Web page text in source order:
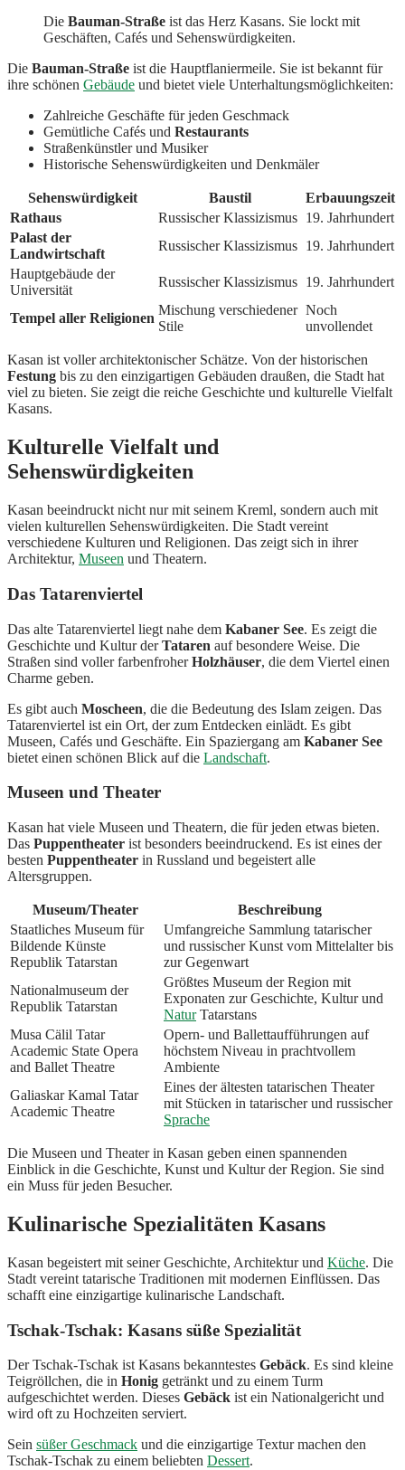
Die Bauman-Straße ist das Herz Kasans. Sie lockt mit
Geschäften, Cafés und Sehenswürdigkeiten.
Die Bauman-Straße ist die Hauptflaniermeile. Sie ist bekannt für
ihre schönen Gebäude und bietet viele Unterhaltungsmöglichkeiten:
Zahlreiche Geschäfte für jeden Geschmack
Gemütliche Cafés und Restaurants
Straßenkünstler und Musiker
Historische Sehenswürdigkeiten und Denkmäler
Sehenswürdigkeit Baustil
Erbauungszeit
Rathaus
Russischer Klassizismus 19. Jahrhundert
Palast der
Landwirtschaft
Russischer Klassizismus 19. Jahrhundert
Hauptgebäude der
Universität
Russischer Klassizismus 19. Jahrhundert
Tempel aller Religionen
Mischung verschiedener
Stile
Noch
unvollendet
Kasan ist voller architektonischer Schätze. Von der historischen
Festung bis zu den einzigartigen Gebäuden draußen, die Stadt hat
viel zu bieten. Sie zeigt die reiche Geschichte und kulturelle Vielfalt
Kasans.
Kulturelle Vielfalt und
Sehenswürdigkeiten
Kasan beeindruckt nicht nur mit seinem Kreml, sondern auch mit
vielen kulturellen Sehenswürdigkeiten. Die Stadt vereint
verschiedene Kulturen und Religionen. Das zeigt sich in ihrer
Architektur, Museen und Theatern.
Das Tatarenviertel
Das alte Tatarenviertel liegt nahe dem Kabaner See. Es zeigt die
Geschichte und Kultur derTataren auf besondere Weise. Die
Straßen sind voller farbenfroherHolzhäuser, die dem Viertel einen
Charme geben.
Es gibt auch Moscheen, die die Bedeutung des Islam zeigen. Das
Tatarenviertel ist ein Ort, der zum Entdecken einlädt. Es gibt
Museen, Cafés und Geschäfte. Ein Spaziergang am Kabaner See
bietet einen schönen Blick auf die Landschaft.
Museen und Theater
Kasan hat viele Museen und Theatern, die für jeden etwas bieten.
Das Puppentheater ist besonders beeindruckend. Es ist eines der
besten Puppentheater in Russland und begeistert alle
Altersgruppen.
Museum/Theater
Beschreibung
Staatliches Museum für
Bildende Künste
Republik Tatarstan
Umfangreiche Sammlung tatarischer
und russischer Kunst vom Mittelalter bis
zur Gegenwart
Nationalmuseum der
Republik Tatarstan
Größtes Museum der Region mit
Exponaten zur Geschichte, Kultur und
NaturTatarstans
Musa Cälil Tatar
Academic State Opera
and Ballet Theatre
Opern- und Ballettaufführungen auf
höchstem Niveau in prachtvollem
Ambiente
Galiaskar Kamal Tatar
Academic Theatre
Eines der ältesten tatarischen Theater
mit Stücken in tatarischer und russischer
Sprache
Die Museen und Theater in Kasan geben einen spannenden
Einblick in die Geschichte, Kunst und Kultur der Region. Sie sind
ein Muss für jeden Besucher.
Kulinarische Spezialitäten Kasans
Kasan begeistert mit seiner Geschichte, Architektur und Küche. Die
Stadt vereint tatarische Traditionen mit modernen Einflüssen. Das
schafft eine einzigartige kulinarische Landschaft.
Tschak-Tschak: Kasans süße Spezialität
Der Tschak-Tschak ist Kasans bekanntestes Gebäck. Es sind kleine
Teigröllchen, die in Honig getränkt und zu einem Turm
aufgeschichtet werden. Dieses Gebäck ist ein Nationalgericht und
wird oft zu Hochzeiten serviert.
Sein süßer Geschmack und die einzigartige Textur machen den
Tschak-Tschak zu einem beliebten Dessert.